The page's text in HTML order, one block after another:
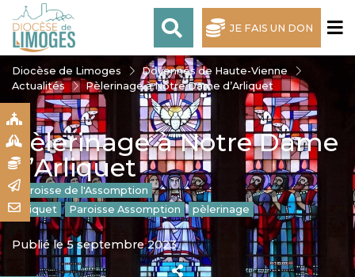
JE FAIS UN DON
Diocèse de Limoges
Doyennés de Haute-Vienne
Actualités
Pèlerinage à Notre Dame d’Arliquet
Pèlerinage à Notre Dame
d’Arliquet
Paroisse de l'Assomption
Arliquet
Paroisse Assomption pèlerinage
Publié le 5 septembre 2023